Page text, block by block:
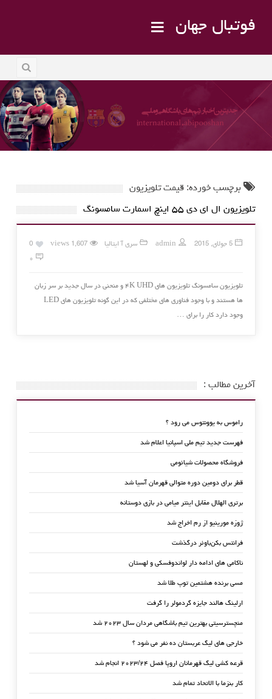
فوتبال جهان
برچسب خورده: قیمت تلویزیون
تلویزیون ال ای دی ۵۵ اینچ اسمارت سامسونگ
5 جولای, 2015 admin سری آ ایتالیا 1,607 views
0
۰
تلویزیون سامسونگ تلویزیون های ۴K UHD و منحنی در سال جدید بر سر زبان
ها هستند و با وجود فناوری های مختلفی که در این گونه تلویزیون های LED
وجود دارد کار را برای …
آخرین مطالب :
راموس به یوونتوس می رود ؟
فهرست جدید تیم ملی اسپانیا اعلام شد
فروشگاه محصولات شیائومی
قطر برای دومین دوره متوالی قهرمان آسیا شد
برتری الهلال مقابل اینتر میامی در بازی دوستانه
ژوزه مورینیو از رم اخراج شد
فرانتس بکن‌باوئر درگذشت
ناکامی های ادامه دار لواندوفسکی و لهستان
مسی برنده هشتمین توپ طلا شد
ارلینگ هالند جایزه گردمولر را گرفت
منچسترسیتی بهترین تیم باشگاهی مردان سال ۲۰۲۳ شد
خارجی های لیگ عربستان ده نفر می شود ؟
قرعه کشی لیگ قهرمانان اروپا فصل ۲۰۲۳/۲۴ انجام شد
کار بنزما با الاتحاد تمام شد